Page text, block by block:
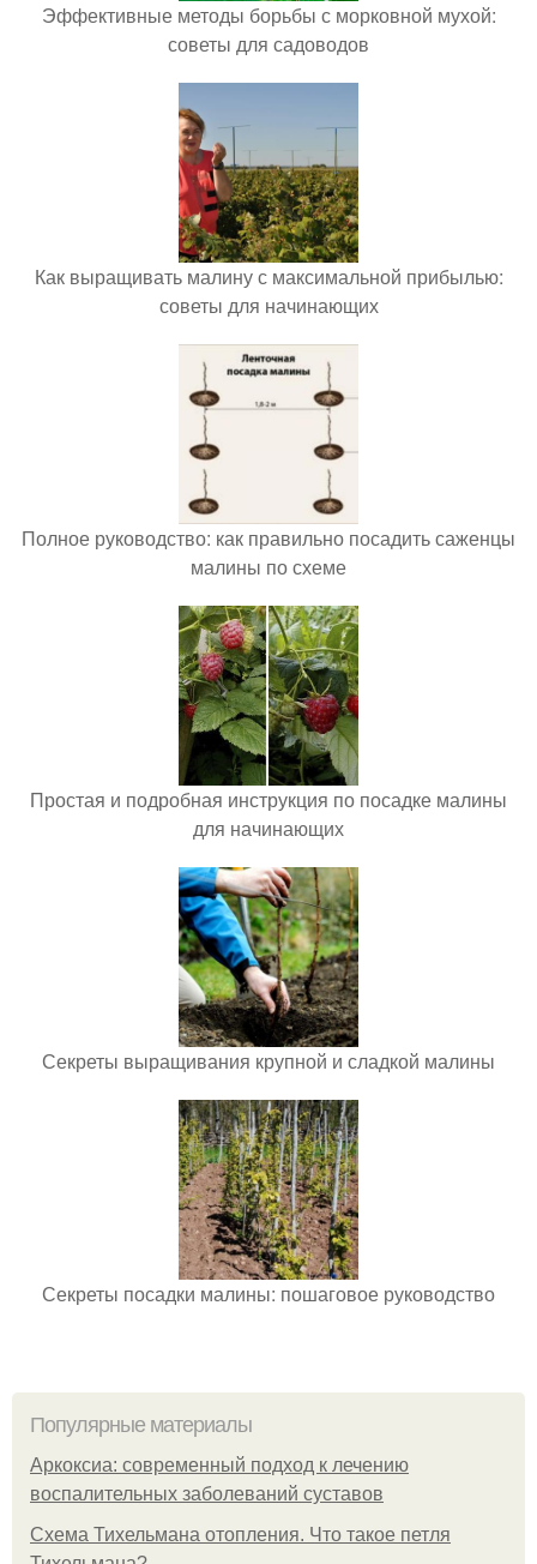
Эффективные методы борьбы с морковной мухой:
советы для садоводов
Как выращивать малину с максимальной прибылью:
советы для начинающих
Полное руководство: как правильно посадить саженцы
малины по схеме
Простая и подробная инструкция по посадке малины
для начинающих
Секреты выращивания крупной и сладкой малины
Секреты посадки малины: пошаговое руководство
Популярные материалы
Аркоксиа: современный подход к лечению
воспалительных заболеваний суставов
Схема Тихельмана отопления. Что такое петля